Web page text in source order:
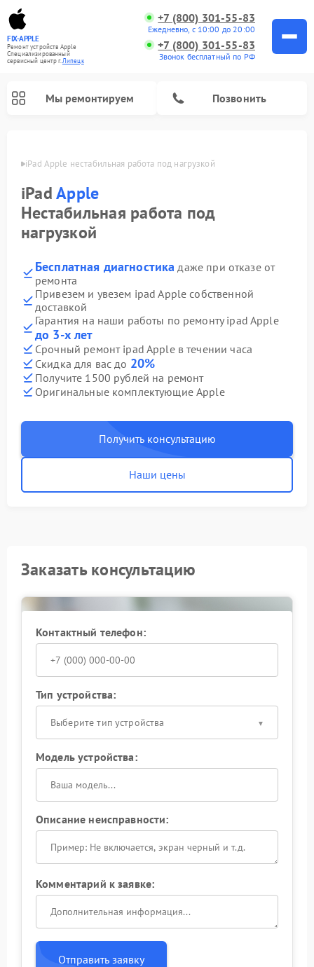
FIX-APPLE
Ремонт устройств Apple
Специализированный
cервисный центр г.Липецк
+7 (800) 301-55-83
Ежедневно, с 10:00 до 20:00
+7 (800) 301-55-83
Звонок бесплатный по РФ
Мы ремонтируем Позвонить
iPad Apple нестабильная работа под нагрузкой
iPadApple
Нестабильная работа под
нагрузкой
Бесплатная диагностика даже при отказе от
ремонта
Привезем и увезем ipad Apple собственной
доставкой
Гарантия на наши работы по ремонту ipad Apple
до 3-х лет
Срочный ремонт ipad Apple в течении часа
Скидка для вас до 20%
Получите 1500 рублей на ремонт
Оригинальные комплектующие Apple
Получить консультацию
Наши цены
Заказать консультацию
Контактный телефон:
Тип устройства:
Выберите тип устройства
Модель устройства:
Описание неисправности:
Комментарий к заявке:
Отправить заявку